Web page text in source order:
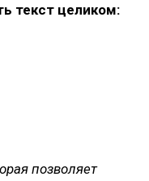
текст целиком:
позволяет